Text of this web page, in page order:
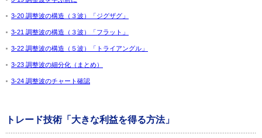
3-20 調整波の構造（３波）「ジグザグ」
3-21 調整波の構造（３波）「フラット」
3-22 調整波の構造（５波）「トライアングル」
3-23 調整波の細分化（まとめ）
3-24 調整波のチャート確認
トレード技術「大きな利益を得る方法」